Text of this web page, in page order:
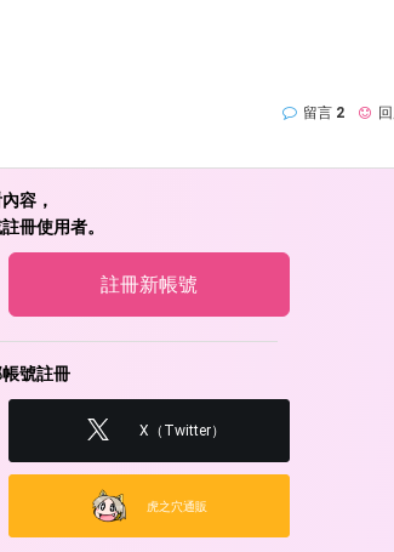
留言 2
容，
冊使用者。
註冊新帳號
號註冊
X（Twitter）
虎之穴通販